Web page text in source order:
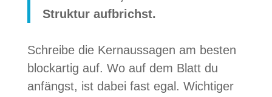
Struk­tur aufbrichst.
Schreibe die Kern­aus­sa­gen am bes­ten
block­ar­tig auf. Wo auf dem Blatt du
anfängst, ist dabei fast egal. Wich­ti­ger